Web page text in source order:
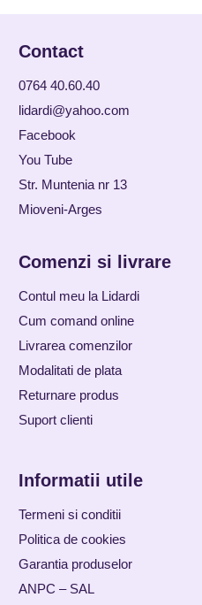
Contact
0764 40.60.40
lidardi@yahoo.com
Facebook
You Tube
Str. Muntenia nr 13
Mioveni-Arges
Comenzi si livrare
Contul meu la Lidardi
Cum comand online
Livrarea comenzilor
Modalitati de plata
Returnare produs
Suport clienti
Informatii utile
Termeni si conditii
Politica de cookies
Garantia produselor
ANPC – SAL